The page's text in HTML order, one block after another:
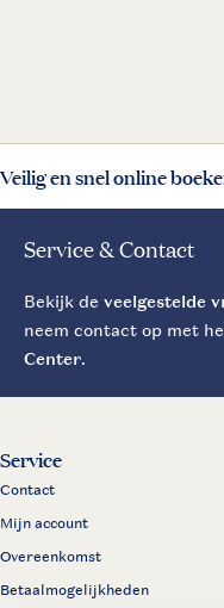
Veilig en snel online
Service & Contact
Bekijk de veelgestelde
neem contact op met
Center.
Service
Contact
Mijn account
Overeenkomst
Betaalmogelijkheden